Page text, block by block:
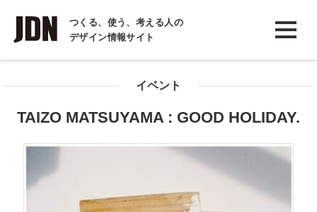
つくる、使う、考える人の
デザイン情報サイト
INTERVIEW
インタビュー
イベント
TAIZO MATSUYAMA : GOOD HOLIDAY.